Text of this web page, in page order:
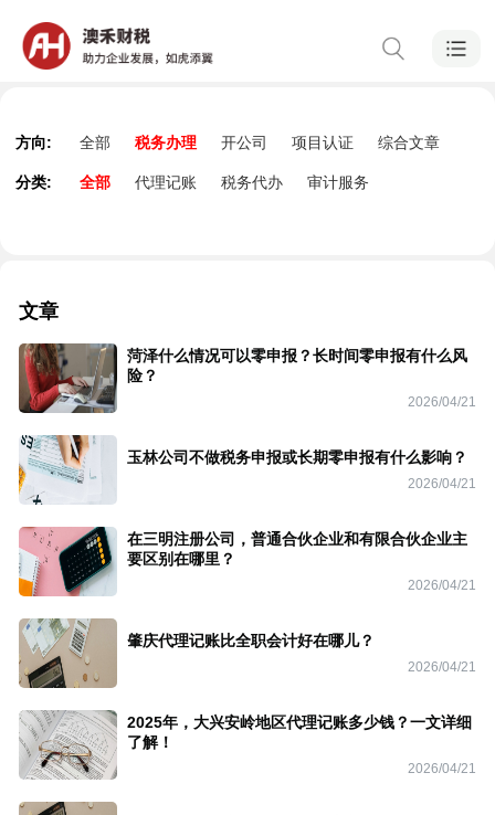
方向: 全部 税务办理 开公司 项目认证 综合文章
分类: 全部 代理记账 税务代办 审计服务
文章
菏泽什么情况可以零申报？长时间零申报有什么风
险？
2026/04/21
玉林公司不做税务申报或长期零申报有什么影响？
2026/04/21
在三明注册公司，普通合伙企业和有限合伙企业主
要区别在哪里？
2026/04/21
肇庆代理记账比全职会计好在哪儿？
2026/04/21
2025年，大兴安岭地区代理记账多少钱？一文详细
了解！
2026/04/21